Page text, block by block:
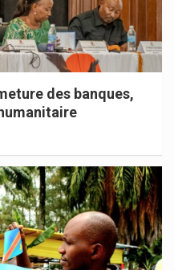
des banques,